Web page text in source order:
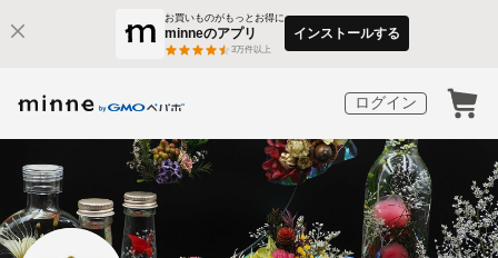
お買いものがもっとお得に
minneのアプリ
3万件以上
インストールする
ログイン